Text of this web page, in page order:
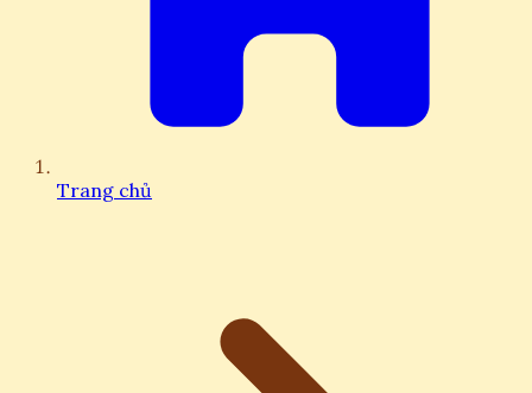
Trang chủ